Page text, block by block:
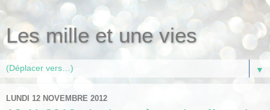
Les mille et une vies
▼
LUNDI 12 NOVEMBRE 2012